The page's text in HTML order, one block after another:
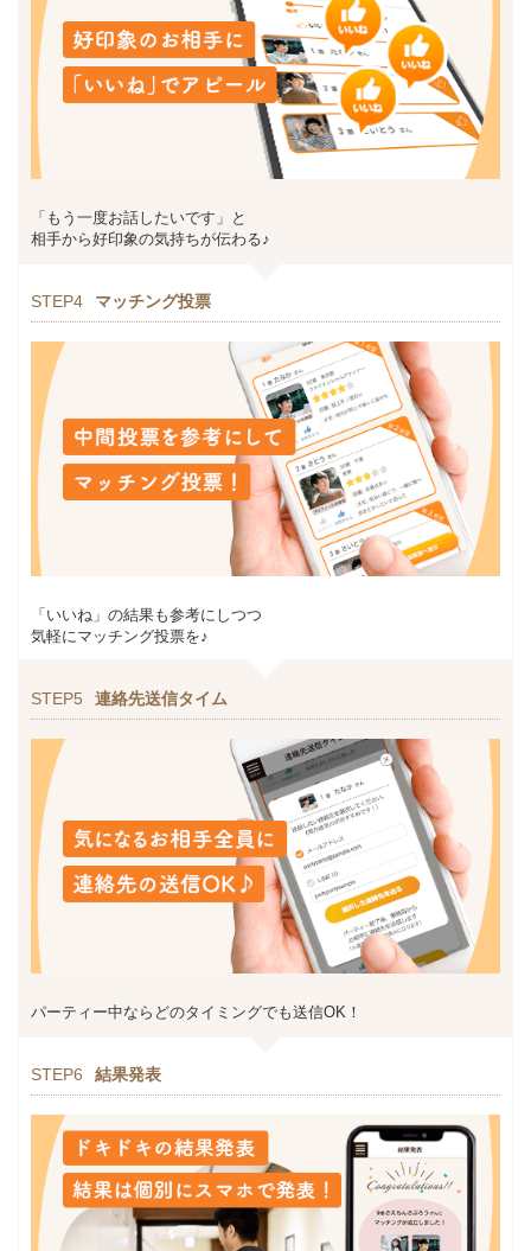
「もう一度お話したいです」と
相手から好印象の気持ちが伝わる♪
STEP4 マッチング投票
「いいね」の結果も参考にしつつ
気軽にマッチング投票を♪
STEP5 連絡先送信タイム
パーティー中ならどのタイミングでも送信OK！
STEP6 結果発表